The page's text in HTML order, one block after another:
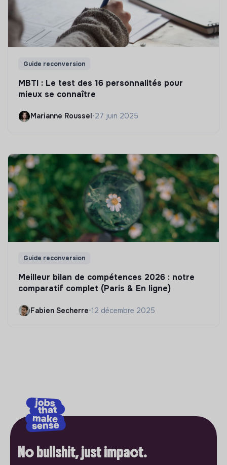
Guide reconversion
MBTI : Le test des 16 personnalités pour
mieux se connaître
Marianne Roussel•27 juin 2025
Guide reconversion
Meilleur bilan de compétences 2026 : notre
comparatif complet (Paris & En ligne)
Fabien Secherre•12 décembre 2025
No bullshit, just impact.